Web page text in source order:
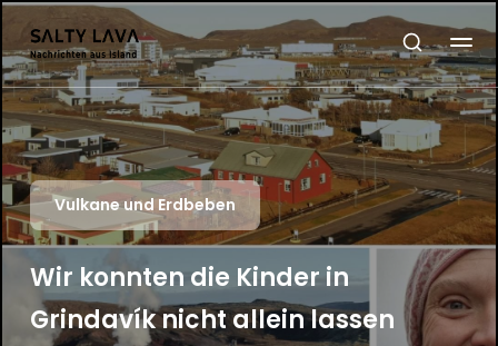
Vulkane und Erdbeben
Wir konnten die Kinder in
Grindavík nicht allein lassen